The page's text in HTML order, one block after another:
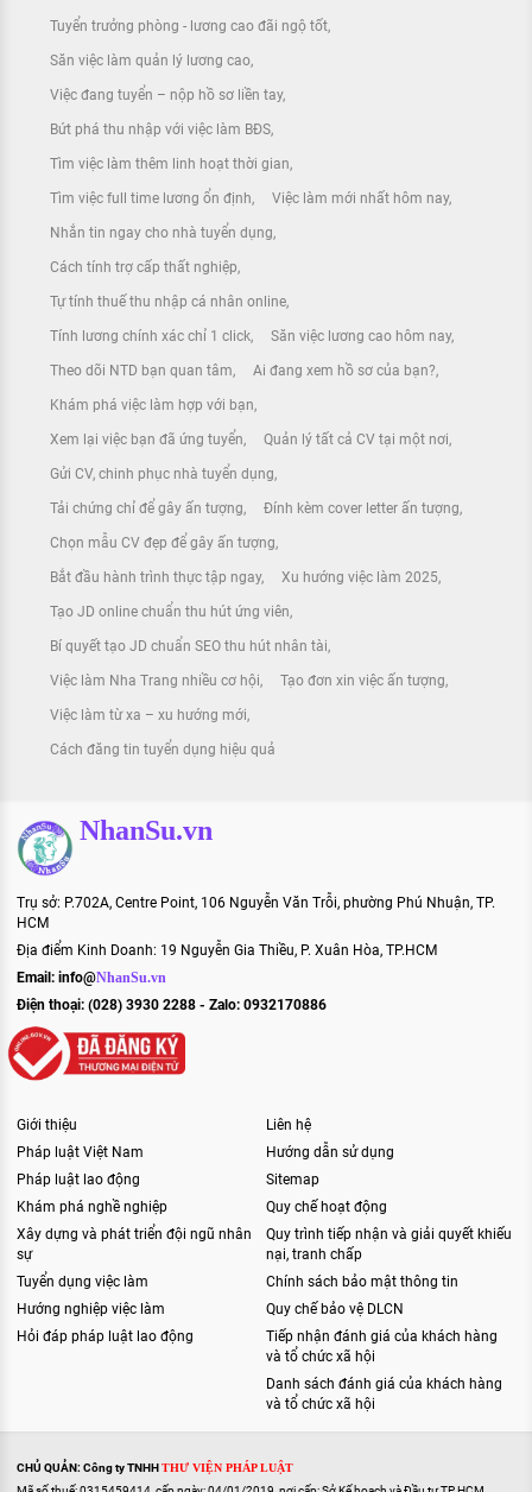
Tuyển trưởng phòng - lương cao đãi ngộ tốt
Săn việc làm quản lý lương cao
Việc đang tuyển – nộp hồ sơ liền tay
Bứt phá thu nhập với việc làm BĐS
Tìm việc làm thêm linh hoạt thời gian
Tìm việc full time lương ổn định Việc làm mới nhất hôm nay
Nhắn tin ngay cho nhà tuyển dụng
Cách tính trợ cấp thất nghiệp
Tự tính thuế thu nhập cá nhân online
Tính lương chính xác chỉ 1 click Săn việc lương cao hôm nay
Theo dõi NTD bạn quan tâm Ai đang xem hồ sơ của bạn?
Khám phá việc làm hợp với bạn
Xem lại việc bạn đã ứng tuyển Quản lý tất cả CV tại một nơi
Gửi CV, chinh phục nhà tuyển dụng
Tải chứng chỉ để gây ấn tượng Đính kèm cover letter ấn tượng
Chọn mẫu CV đẹp để gây ấn tượng
Bắt đầu hành trình thực tập ngay Xu hướng việc làm 2025
Tạo JD online chuẩn thu hút ứng viên
Bí quyết tạo JD chuẩn SEO thu hút nhân tài
Việc làm Nha Trang nhiều cơ hội Tạo đơn xin việc ấn tượng
Việc làm từ xa – xu hướng mới
Cách đăng tin tuyển dụng hiệu quả
NhanSu.vn
Trụ sở: P.702A, Centre Point, 106 Nguyễn Văn Trỗi, phường Phú Nhuận, TP.
HCM
Địa điểm Kinh Doanh: 19 Nguyễn Gia Thiều, P. Xuân Hòa, TP.HCM
Email: info@NhanSu.vn
Điện thoại: (028) 3930 2288 - Zalo: 0932170886
Giới thiệu
Pháp luật Việt Nam
Pháp luật lao động
Khám phá nghề nghiệp
Xây dựng và phát triển đội ngũ nhân
sự
Tuyển dụng việc làm
Hướng nghiệp việc làm
Hỏi đáp pháp luật lao động
Liên hệ
Hướng dẫn sử dụng
Sitemap
Quy chế hoạt động
Quy trình tiếp nhận và giải quyết khiếu
nại, tranh chấp
Chính sách bảo mật thông tin
Quy chế bảo vệ DLCN
Tiếp nhận đánh giá của khách hàng
và tổ chức xã hội
Danh sách đánh giá của khách hàng
và tổ chức xã hội
CHỦ QUẢN: Công ty TNHH THƯ VIỆN PHÁP LUẬT